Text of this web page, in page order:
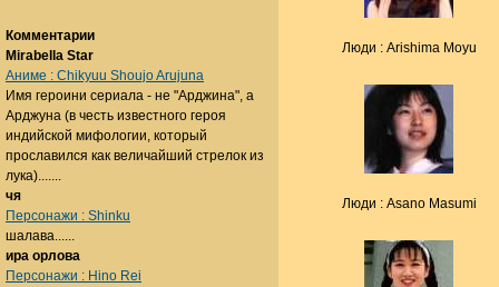
Люди : Arishima Moyu
Люди : Asano Masumi
Комментарии
Mirabella Star
Аниме : Chikyuu Shoujo Arujuna
Имя героини сериала - не "Арджина", а
Арджуна (в честь известного героя
индийской мифологии, который
прославился как величайший стрелок из
лука).......
чя
Персонажи : Shinku
шалава......
ира орлова
Персонажи : Hino Rei